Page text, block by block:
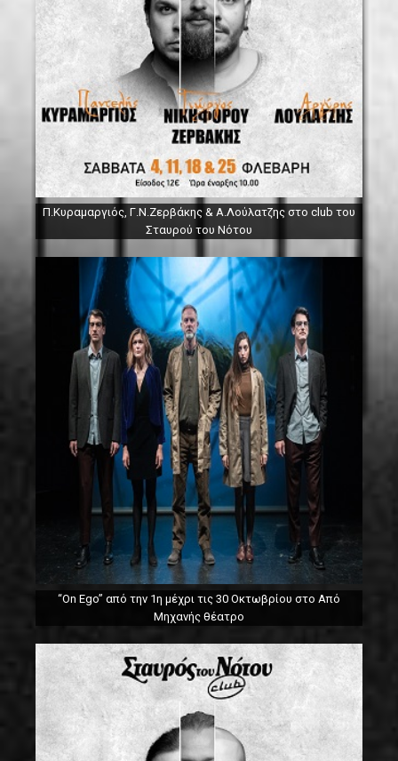
Π.Κυραμαργιός, Γ.Ν.Ζερβάκης & Α.Λούλατζης στο club του
Σταυρού του Νότου
“On Ego” από την 1η μέχρι τις 30 Οκτωβρίου στο Από
Μηχανής θέατρο